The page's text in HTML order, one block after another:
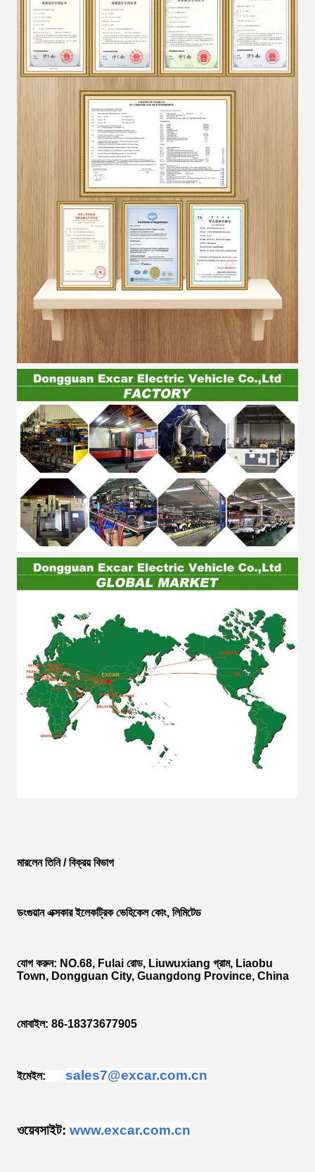
মারলেন তিনি / বিক্রয় বিভাগ
ডংগুয়ান এক্সকার ইলেকট্রিক ভেহিকেল কোং, লিমিটেড
যোগ করুন: NO.68, Fulai রোড, Liuwuxiang গ্রাম, Liaobu
Town, Dongguan City, Guangdong Province, China
মোবাইল: 86-18373677905
ইমেইল: sales7@excar.com.cn
ওয়েবসাইট: www.excar.com.cn